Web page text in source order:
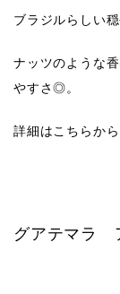
ブラジルらしい
ナッツのような
やすさ◎。
詳細はこちらから
グアテマラ